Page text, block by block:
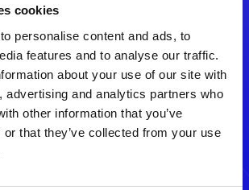
cookies
personalise content and ads, to
features and to analyse our traffic.
about your use of our site with
advertising and analytics partners who
other information that you’ve
or that they’ve collected from your use
ります。
ご確認のうえ、
ってください。